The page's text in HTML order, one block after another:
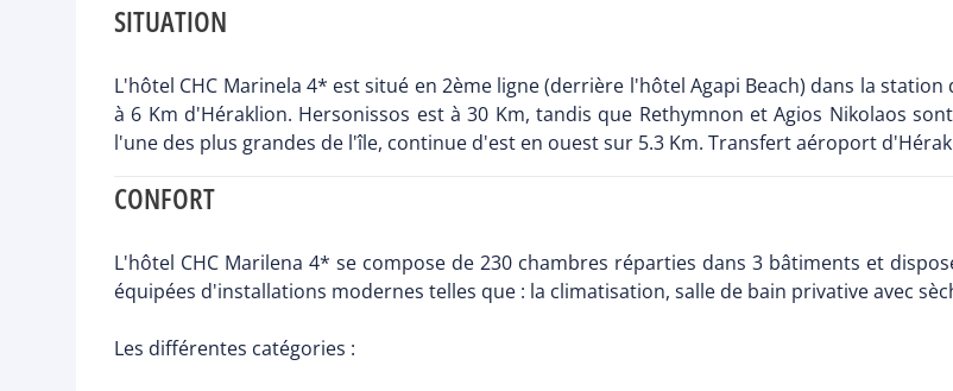
SITUATION
L'hôtel CHC Marinela 4* est situé en 2ème ligne (derrière l'hôtel Agapi Beach) dans la
à 6 Km d'Héraklion. Hersonissos est à 30 Km, tandis que Rethymnon et Agios Nikolaos
l'une des plus grandes de l'île, continue d'est en ouest sur 5.3 Km. Transfert aéroport
CONFORT
L'hôtel CHC Marilena 4* se compose de 230 chambres réparties dans 3 bâtiments et
équipées d'installations modernes telles que : la climatisation, salle de bain privative avec
Les différentes catégories :